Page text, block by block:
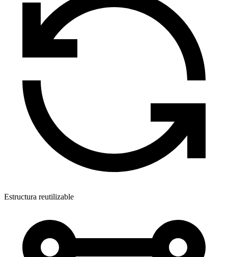
Estructura reutilizable